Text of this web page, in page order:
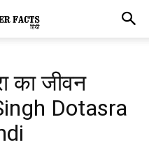
का जीवन
Dotasra